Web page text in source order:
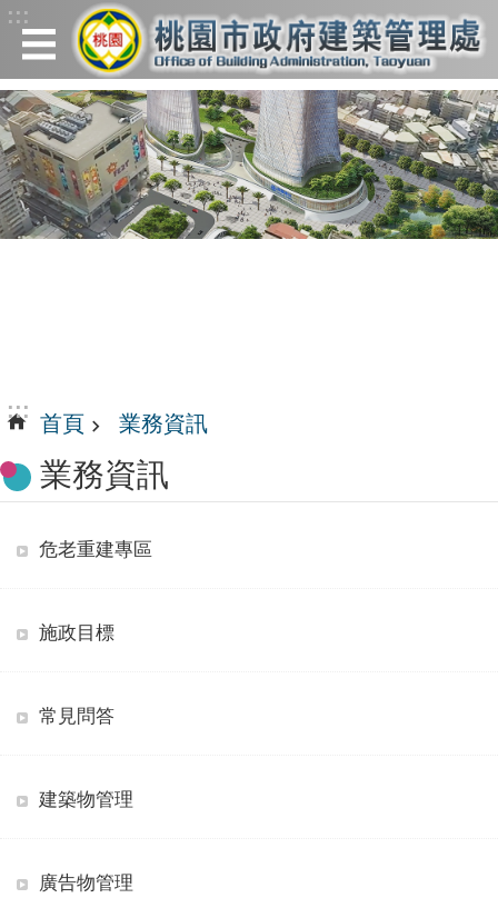
跳到主要內容區塊
:::
:::
首頁 業務資訊
業務資訊
危老重建專區
施政目標
常見問答
建築物管理
廣告物管理